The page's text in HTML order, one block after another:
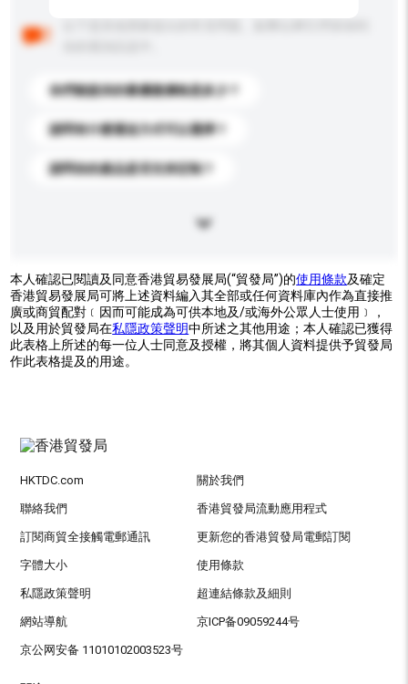
你們能提供的最優惠價格是多少？
請問有什麼運送方式可以選擇？
請問你的產品是否支持定制？
本人確認已閱讀及同意香港貿易發展局(“貿發局”)的使用條款及確定
香港貿易發展局可將上述資料編入其全部或任何資料庫內作為直接推
廣或商貿配對﹝因而可能成為可供本地及/或海外公眾人士使用﹞，
以及用於貿發局在私隱政策聲明中所述之其他用途；本人確認已獲得
此表格上所述的每一位人士同意及授權，將其個人資料提供予貿發局
作此表格提及的用途。
HKTDC.com 關於我們
聯絡我們 香港貿發局流動應用程式
訂閱商貿全接觸電郵通訊 更新您的香港貿發局電郵訂閱
字體大小 使用條款
私隱政策聲明 超連結條款及細則
網站導航 京ICP备09059244号
京公网安备 11010102003523号